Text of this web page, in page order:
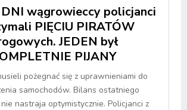
wągrowieccy policjanci
PIĘCIU PIRATÓW
JEDEN był
PIJANY
pożegnać się z uprawnieniami do
samochodów. Bilans ostatniego
nastraja optymistycznie. Policjanci z